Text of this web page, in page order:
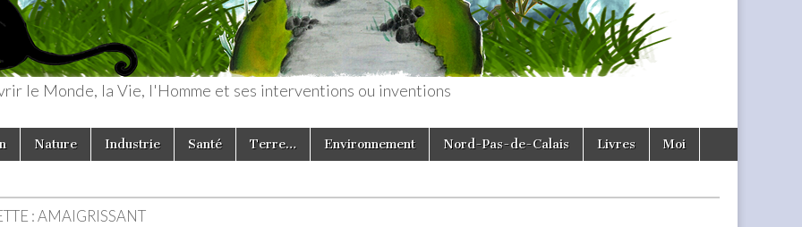
le Monde, la Vie, l'Homme et ses interventions ou inventions
Nature Industrie Santé Terre… Environnement Nord-Pas-de-Calais Livres Moi
:AMAIGRISSANT